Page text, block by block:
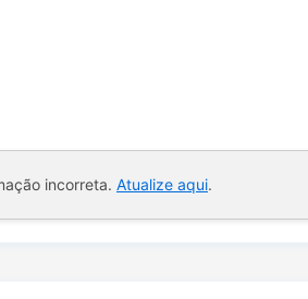
incorreta. Atualize aqui.